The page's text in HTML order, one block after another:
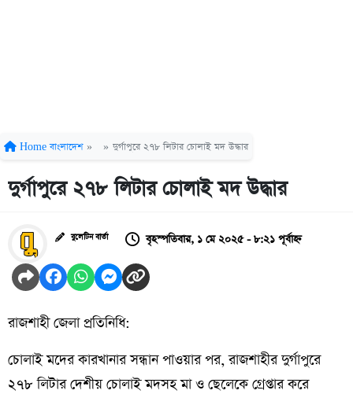
Home বাংলাদেশ » » দুর্গাপুরে ২৭৮ লিটার চোলাই মদ উদ্ধার
দুর্গাপুরে ২৭৮ লিটার চোলাই মদ উদ্ধার
বুলেটিন বার্তা বৃহস্পতিবার, ১ মে ২০২৫ - ৮:২১ পূর্বাহ্ন
রাজশাহী জেলা প্রতিনিধি:
চোলাই মদের কারখানার সন্ধান পাওয়ার পর, রাজশাহীর দুর্গাপুরে
২৭৮ লিটার দেশীয় চোলাই মদসহ মা ও ছেলেকে গ্রেপ্তার করে